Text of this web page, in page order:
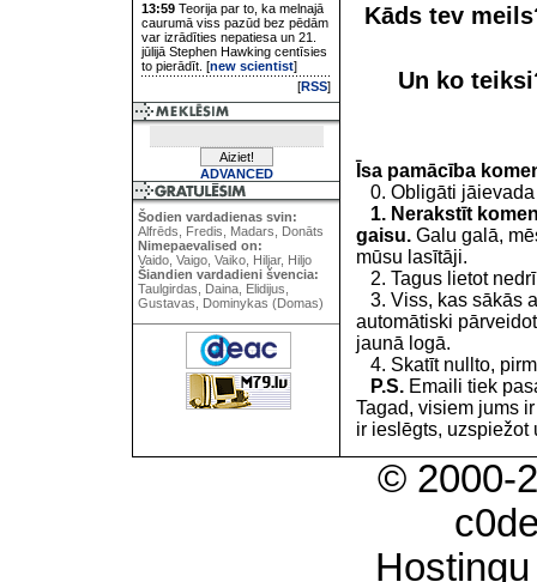
13:59 Teorija par to, ka melnajā
caurumā viss pazūd bez pēdām
var izrādīties nepatiesa un 21.
jūlijā Stephen Hawking centīsies
to pierādīt. [new scientist]
[RSS]
ADVANCED
Šodien vardadienas svin:
Alfrēds, Fredis, Madars, Donāts
Nimepaevalised on:
Vaido, Vaigo, Vaiko, Hiljar, Hiljo
Šiandien vardadieni švencia:
Taulgirdas, Daina, Elidijus,
Gustavas, Dominykas (Domas)
Kāds tev
Un ko
Īsa pamācība
0. Obligāti jāievada
1. Nerakstīt
gaisu. Galu galā,
mūsu lasītāji.
2. Tagus lietot
3. Viss, kas sākās
automātiski
jaunā logā.
4. Skatīt nullto,
P.S. Emaili tiek
Tagad, visiem jums
ir ieslēgts, uzspiežot
© 2000-